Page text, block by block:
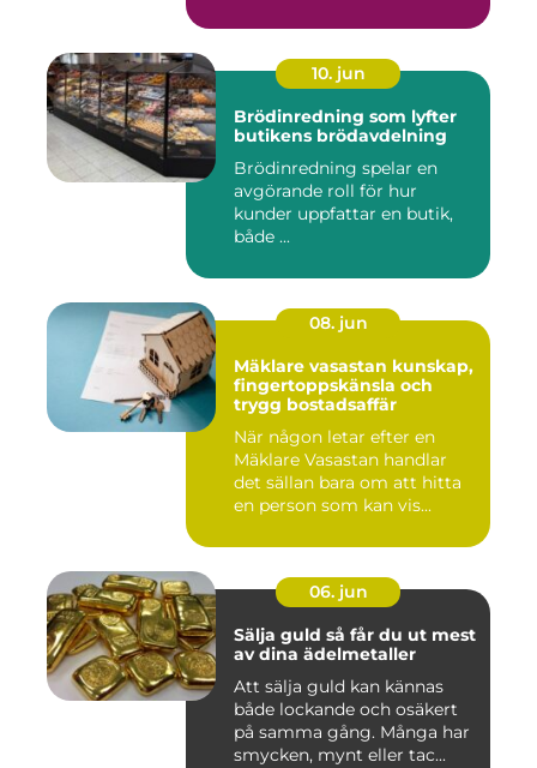
10. jun
Brödinredning som lyfter
butikens brödavdelning
Brödinredning spelar en
avgörande roll för hur
kunder uppfattar en butik,
både ...
08. jun
Mäklare vasastan kunskap,
fingertoppskänsla och
trygg bostadsaffär
När någon letar efter en
Mäklare Vasastan handlar
det sällan bara om att hitta
en person som kan vis...
06. jun
Sälja guld så får du ut mest
av dina ädelmetaller
Att sälja guld kan kännas
både lockande och osäkert
på samma gång. Många har
smycken, mynt eller tac...